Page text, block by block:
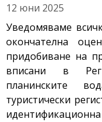
12 юни 2025
Уведомяваме
окончателна
придобиване на
вписани в
планинските
туристически